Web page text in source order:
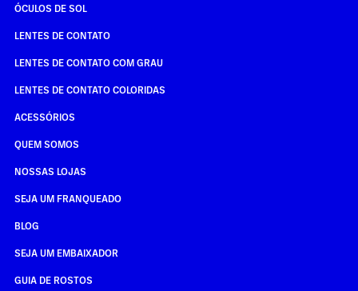
ÓCULOS DE SOL
LENTES DE CONTATO
LENTES DE CONTATO COM GRAU
LENTES DE CONTATO COLORIDAS
ACESSÓRIOS
QUEM SOMOS
NOSSAS LOJAS
SEJA UM FRANQUEADO
BLOG
SEJA UM EMBAIXADOR
GUIA DE ROSTOS